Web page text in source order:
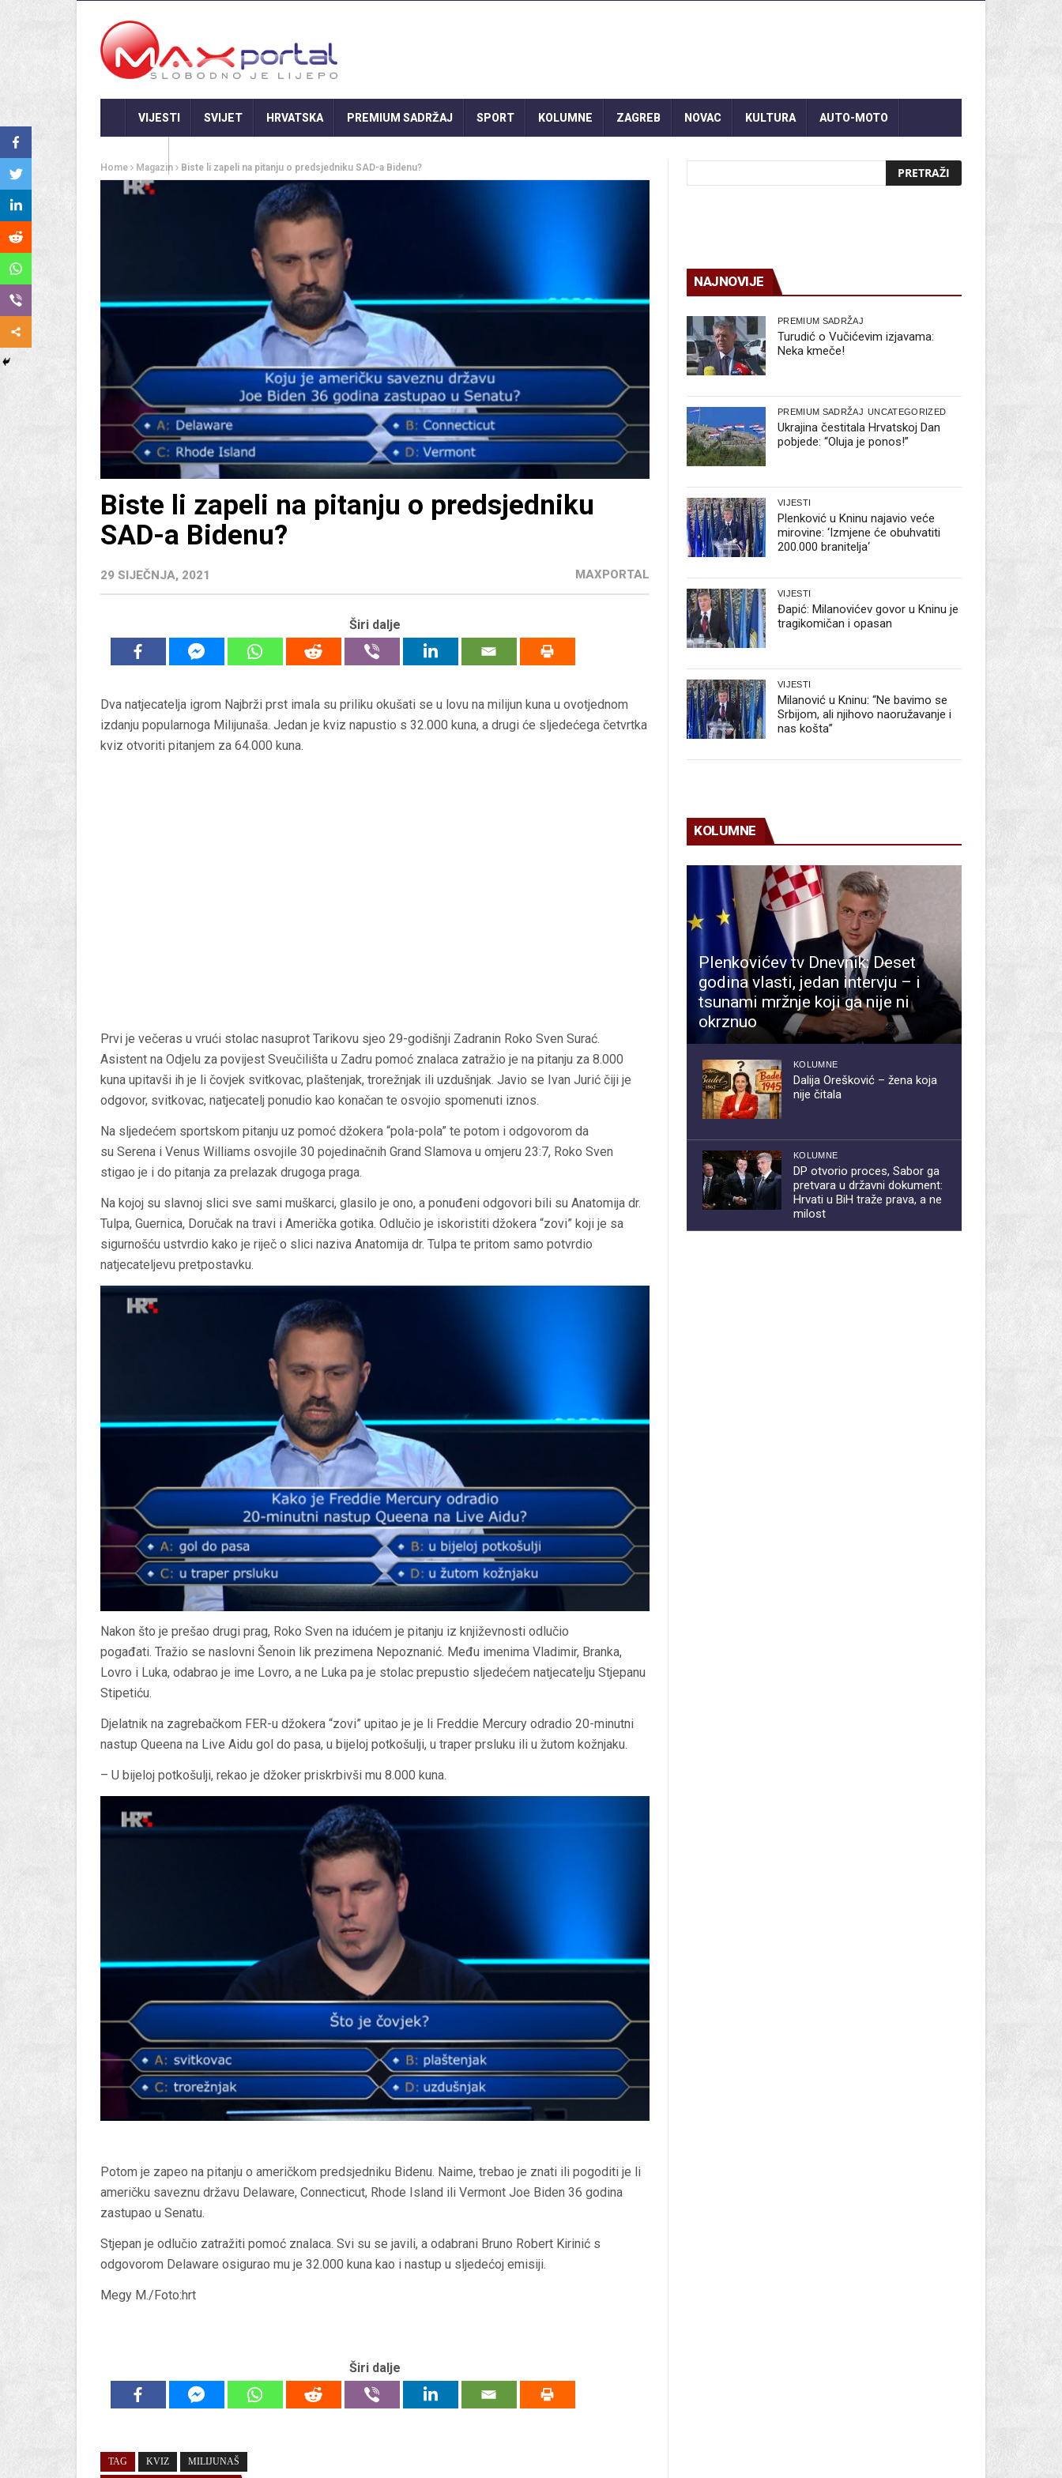
VIJESTI SVIJET HRVATSKA PREMIUM SADRŽAJ SPORT KOLUMNE ZAGREB NOVAC KULTURA AUTO-MOTO
Home Magazin Biste li zapeli na pitanju o predsjedniku SAD-a Bidenu?
Biste li zapeli na pitanju o predsjedniku
SAD-a Bidenu?
29 SIJEČNJA, 2021 MAXPORTAL
Širi dalje
Dva natjecatelja igrom Najbrži prst imala su priliku okušati se u lovu na milijun kuna u ovotjednom
izdanju popularnoga Milijunaša. Jedan je kviz napustio s 32.000 kuna, a drugi će sljedećega četvrtka
kviz otvoriti pitanjem za 64.000 kuna.
Prvi je večeras u vrući stolac nasuprot Tarikovu sjeo 29-godišnji Zadranin Roko Sven Surać.
Asistent na Odjelu za povijest Sveučilišta u Zadru pomoć znalaca zatražio je na pitanju za 8.000
kuna upitavši ih je li čovjek svitkovac, plaštenjak, trorežnjak ili uzdušnjak. Javio se Ivan Jurić čiji je
odgovor, svitkovac, natjecatelj ponudio kao konačan te osvojio spomenuti iznos.
Na sljedećem sportskom pitanju uz pomoć džokera “pola-pola” te potom i odgovorom da
su Serena i Venus Williams osvojile 30 pojedinačnih Grand Slamova u omjeru 23:7, Roko Sven
stigao je i do pitanja za prelazak drugoga praga.
Na kojoj su slavnoj slici sve sami muškarci, glasilo je ono, a ponuđeni odgovori bili su Anatomija dr.
Tulpa, Guernica, Doručak na travi i Američka gotika. Odlučio je iskoristiti džokera “zovi” koji je sa
sigurnošću ustvrdio kako je riječ o slici naziva Anatomija dr. Tulpa te pritom samo potvrdio
natjecateljevu pretpostavku.
Nakon što je prešao drugi prag, Roko Sven na idućem je pitanju iz književnosti odlučio
pogađati. Tražio se naslovni Šenoin lik prezimena Nepoznanić. Među imenima Vladimir, Branka,
Lovro i Luka, odabrao je ime Lovro, a ne Luka pa je stolac prepustio sljedećem natjecatelju Stjepanu
Stipetiću.
Djelatnik na zagrebačkom FER-u džokera “zovi” upitao je je li Freddie Mercury odradio 20-minutni
nastup Queena na Live Aidu gol do pasa, u bijeloj potkošulji, u traper prsluku ili u žutom kožnjaku.
– U bijeloj potkošulji, rekao je džoker priskrbivši mu 8.000 kuna.
Potom je zapeo na pitanju o američkom predsjedniku Bidenu. Naime, trebao je znati ili pogoditi je li
američku saveznu državu Delaware, Connecticut, Rhode Island ili Vermont Joe Biden 36 godina
zastupao u Senatu.
Stjepan je odlučio zatražiti pomoć znalaca. Svi su se javili, a odabrani Bruno Robert Kirinić s
odgovorom Delaware osigurao mu je 32.000 kuna kao i nastup u sljedećoj emisiji.
Megy M./Foto:hrt
Širi dalje
TAG KVIZ MILIJUNAŠ
NAJNOVIJE
PREMIUM SADRŽAJ
Turudić o Vučićevim izjavama:
Neka kmeče!
PREMIUM SADRŽAJ UNCATEGORIZED
Ukrajina čestitala Hrvatskoj Dan
pobjede: “Oluja je ponos!”
VIJESTI
Plenković u Kninu najavio veće
mirovine: ‘Izmjene će obuhvatiti
200.000 branitelja‘
VIJESTI
Đapić: Milanovićev govor u Kninu je
tragikomičan i opasan
VIJESTI
Milanović u Kninu: “Ne bavimo se
Srbijom, ali njihovo naoružavanje i
nas košta”
KOLUMNE
Plenkovićev tv Dnevnik: Deset
godina vlasti, jedan intervju – i
tsunami mržnje koji ga nije ni
okrznuo
KOLUMNE
Dalija Orešković – žena koja
nije čitala
KOLUMNE
DP otvorio proces, Sabor ga
pretvara u državni dokument:
Hrvati u BiH traže prava, a ne
milost